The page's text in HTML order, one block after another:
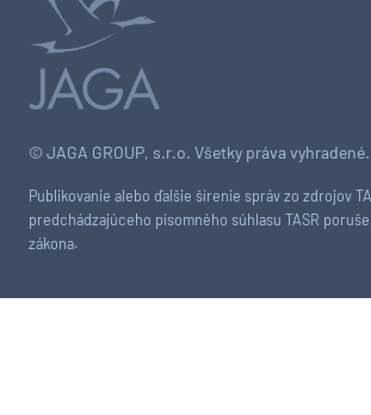
© JAGA GROUP, s.r.o. Všetky práva vyhradené.
Publikovanie alebo ďalšie šírenie správ zo zdrojov
predchádzajúceho písomného súhlasu TASR
zákona.